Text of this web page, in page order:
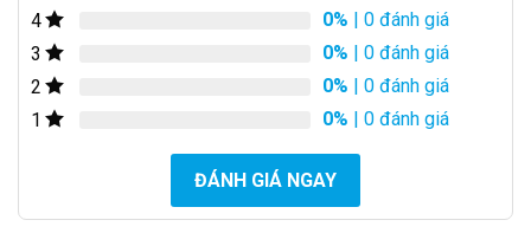
4
0% | 0 đánh giá
3
0% | 0 đánh giá
2
0% | 0 đánh giá
1
0% | 0 đánh giá
ĐÁNH GIÁ NGAY